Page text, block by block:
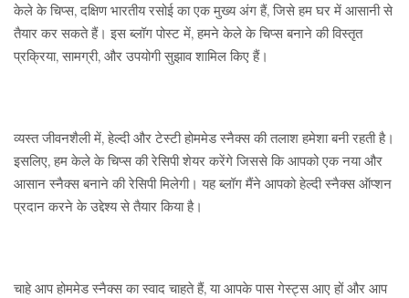
केले के चिप्स, दक्षिण भारतीय रसोई का एक मुख्य अंग हैं, जिसे हम घर में आसानी से
तैयार कर सकते हैं। इस ब्लॉग पोस्ट में, हमने केले के चिप्स बनाने की विस्तृत
प्रक्रिया, सामग्री, और उपयोगी सुझाव शामिल किए हैं।
व्यस्त जीवनशैली में, हेल्दी और टेस्टी होममेड स्नैक्स की तलाश हमेशा बनी रहती है।
इसलिए, हम केले के चिप्स की रेसिपी शेयर करेंगे जिससे कि आपको एक नया और
आसान स्नैक्स बनाने की रेसिपी मिलेगी। यह ब्लॉग मैंने आपको हेल्दी स्नैक्स ऑप्शन
प्रदान करने के उद्देश्य से तैयार किया है।
चाहे आप होममेड स्नैक्स का स्वाद चाहते हैं, या आपके पास गेस्ट्स आए हों और आप